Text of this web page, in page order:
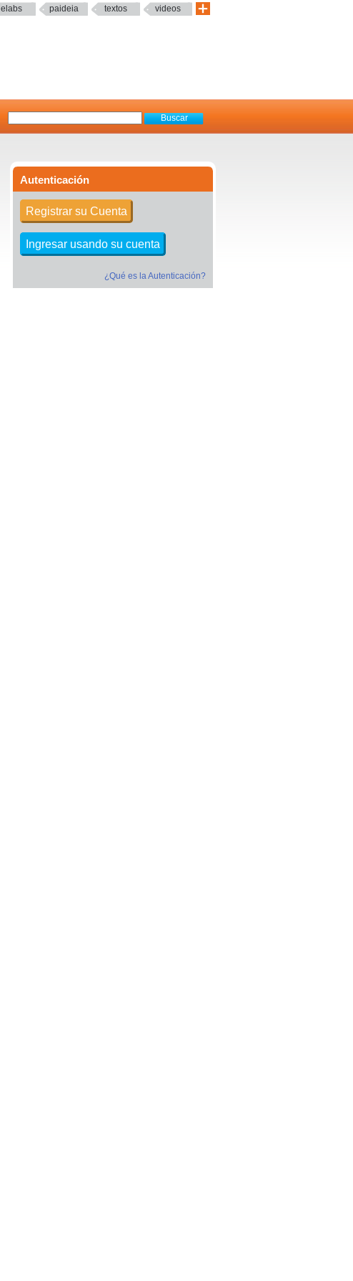
elabs paideia textos videos
Autenticación
Registrar su Cuenta
Ingresar usando su cuenta
¿Qué es la Autenticación?